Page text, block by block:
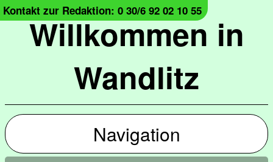
Willkommen in
Wandlitz
Kontakt zur Redaktion: 0 30/6 92 02 10 55
Navigation